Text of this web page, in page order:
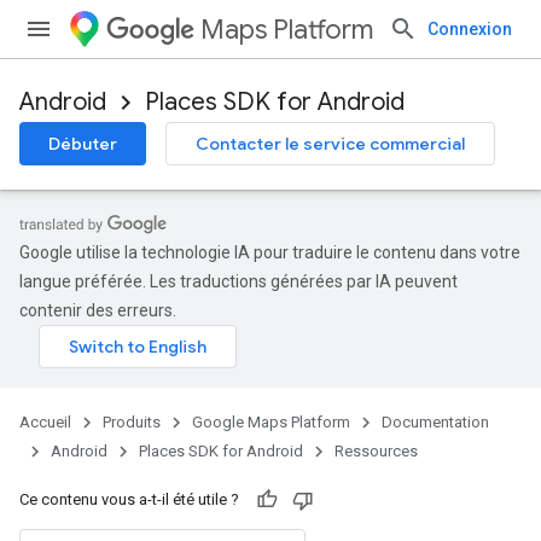
Maps Platform Connexion
Android Places SDK for Android
Débuter Contacter le service commercial
Google utilise la technologie IA pour traduire le contenu dans votre
langue préférée. Les traductions générées par IA peuvent
contenir des erreurs.
Accueil Produits Google Maps Platform
Documentation
Android
Places SDK for Android Ressources
Ce contenu vous a-t-il été utile ?